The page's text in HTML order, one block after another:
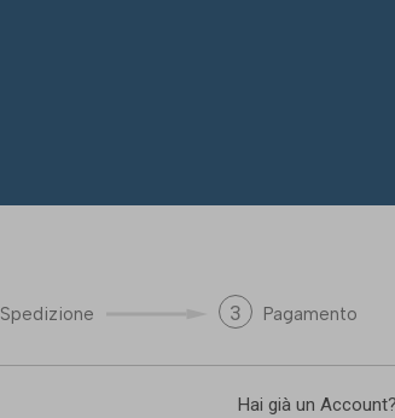
Spedizione 3 Pagamento
Hai già un Account?